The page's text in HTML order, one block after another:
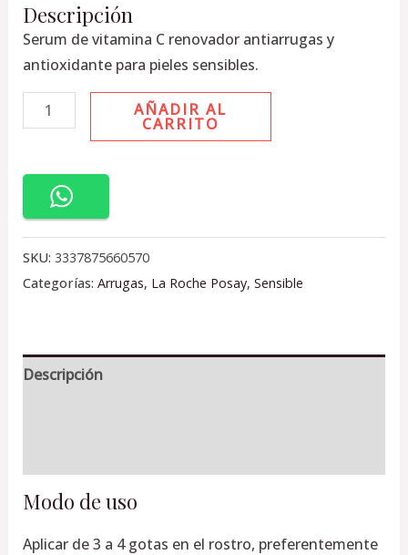
Descripción
Serum de vitamina C renovador antiarrugas y
antioxidante para pieles sensibles.
AÑADIR AL
CARRITO
SKU: 3337875660570
Categorías: Arrugas, La Roche Posay, Sensible
Descripción
Modo de uso
Aplicar de 3 a 4 gotas en el rostro, preferentemente